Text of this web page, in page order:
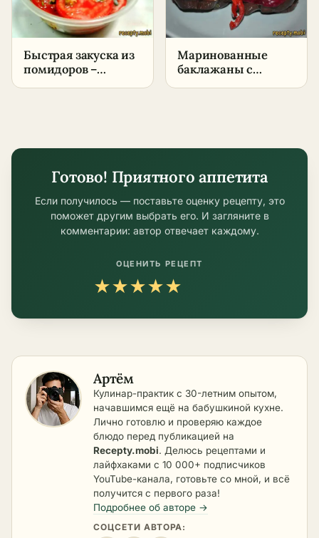
Быстрая закуска из
помидоров –
Маринованные
баклажаны с
Готово! Приятного аппетита
Если получилось — поставьте оценку рецепту, это
поможет другим выбрать его. И загляните в
комментарии: автор отвечает каждому.
ОЦЕНИТЬ РЕЦЕПТ
★★★★★
Артём
Кулинар-практик с 30-летним опытом,
начавшимся ещё на бабушкиной кухне.
Лично готовлю и проверяю каждое
блюдо перед публикацией на
Recepty.mobi. Делюсь рецептами и
лайфхаками с 10 000+ подписчиков
YouTube-канала, готовьте со мной, и всё
получится с первого раза!
Подробнее об авторе →
СОЦСЕТИ АВТОРА: